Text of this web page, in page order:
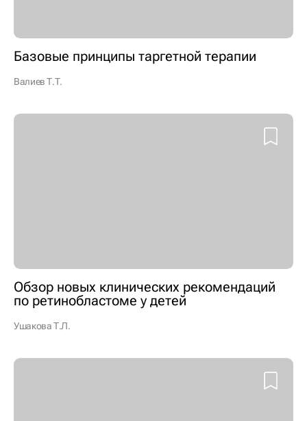
Базовые принципы таргетной терапии
Валиев Т.Т.
Обзор новых клинических рекомендаций
по ретинобластоме у детей
Ушакова Т.Л.